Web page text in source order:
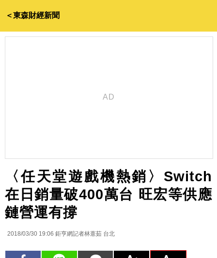
＜東森財經新聞
〈任天堂遊戲機熱銷〉Switch
在日銷量破400萬台 旺宏等供應
鏈營運有撐
2018/03/30 19:06 鉅亨網記者林薏茹 台北